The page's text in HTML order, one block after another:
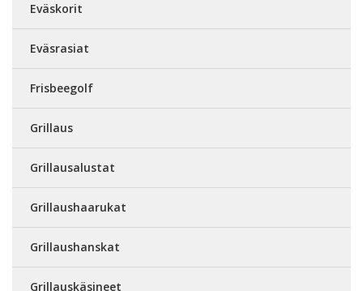
Eväskorit
Eväsrasiat
Frisbeegolf
Grillaus
Grillausalustat
Grillaushaarukat
Grillaushanskat
Grillauskäsineet